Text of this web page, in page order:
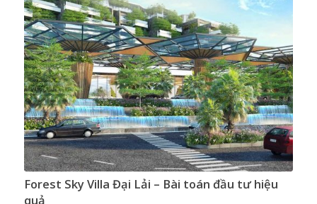
Forest Sky Villa Đại Lải – Bài toán đầu tư hiệu
quả